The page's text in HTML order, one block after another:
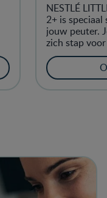
NESTLÉ
2+ is
jouw peuter.​
zich stap voor
STEPS®​
ontwikkeling
tijdens deze
vitaminen en